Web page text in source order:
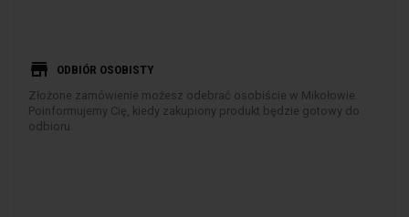
store ODBIÓR OSOBISTY
Złożone zamówienie możesz odebrać osobiście w Mikołowie.
Poinformujemy Cię, kiedy zakupiony produkt będzie gotowy do
odbioru.